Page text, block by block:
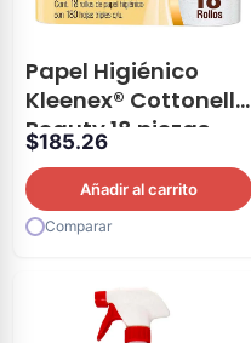
Papel Higiénico
Kleenex® Cottonelle
Beauty 18 piezas
$185.26
Añadir al carrito
Comparar